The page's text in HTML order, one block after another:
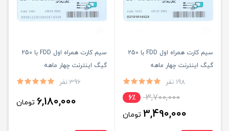
سیم کارت همراه اول FDD با 250
گیگ اینترنت چهار ماهه
(مخصوص مودم)
198 نفر
3,700,000 6٪
3,490,000 تومان
سیم کارت همراه اول FDD با 250
گیگ اینترنت چهار ماهه
396 نفر
6,180,000 تومان